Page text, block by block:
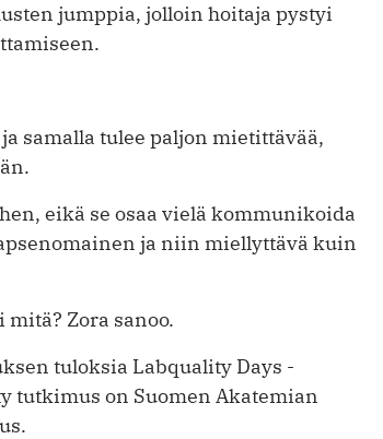
jumppia, jolloin hoitaja pystyi
samalla tulee paljon mietittävää,
eikä se osaa vielä kommunikoida
ja niin miellyttävä kuin
Zora sanoo.
tuloksia Labquality Days -
tutkimus on Suomen Akatemian